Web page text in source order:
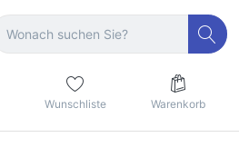
Wunschliste Warenkorb